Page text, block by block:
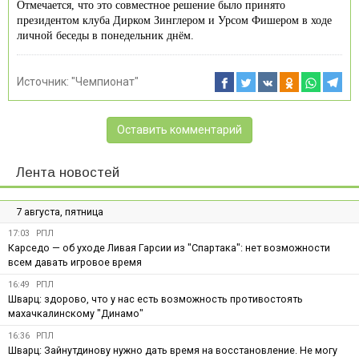
Отмечается, что это совместное решение было принято
президентом клуба Дирком Зинглером и Урсом Фишером в ходе
личной беседы в понедельник днём.
Источник: "Чемпионат"
Оставить комментарий
Лента новостей
7 августа, пятница
17:03 РПЛ
Карседо — об уходе Ливая Гарсии из "Спартака": нет возможности
всем давать игровое время
16:49 РПЛ
Шварц: здорово, что у нас есть возможность противостоять
махачкалинскому "Динамо"
16:36 РПЛ
Шварц: Зайнутдинову нужно дать время на восстановление. Не могу